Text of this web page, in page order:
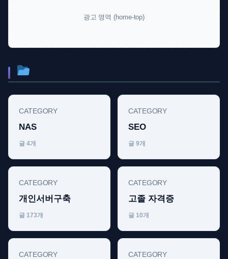
광고 영역 (home-top)
CATEGORY
NAS
글 4개
CATEGORY
SEO
글 9개
CATEGORY
개인서버구축
글 173개
CATEGORY
고졸 자격증
글 10개
CATEGORY CATEGORY